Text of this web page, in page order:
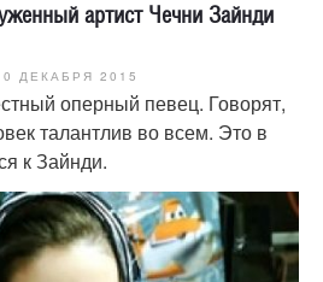
артист Чечни Зайнди
ДЕКАБРЯ 2015
оперный певец. Говорят,
талантлив во всем. Это в
к Зайнди.